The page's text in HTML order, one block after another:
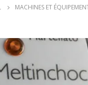
MACHINES ET